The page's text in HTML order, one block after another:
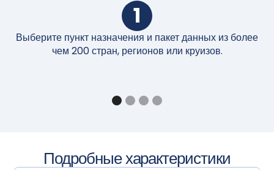
1
Выберите пункт назначения и пакет данных из более
чем 200 стран, регионов или круизов.
Подробные характеристики